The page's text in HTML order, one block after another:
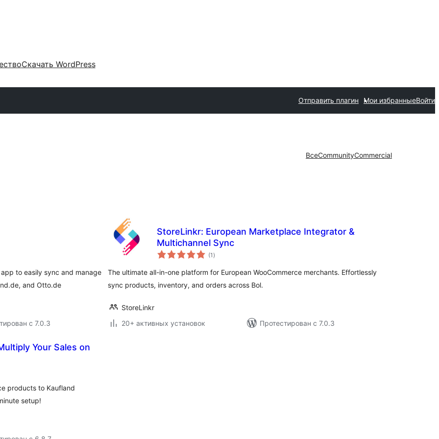
Скачать WordPress
Отправить плагин Мои избранныеВойти
ВсеCommunityCommercial
to easily sync and manage
and Otto.de
с 7.0.3
StoreLinkr: European Marketplace Integrator &
Multichannel Sync
(1 общий
рейтинг
)
The ultimate all-in-one platform for European WooCommerce merchants. Effortlessly
sync products, inventory, and orders across Bol.
StoreLinkr
20+ активных установок
Протестирован с 7.0.3
Your Sales on
products to Kaufland
setup!